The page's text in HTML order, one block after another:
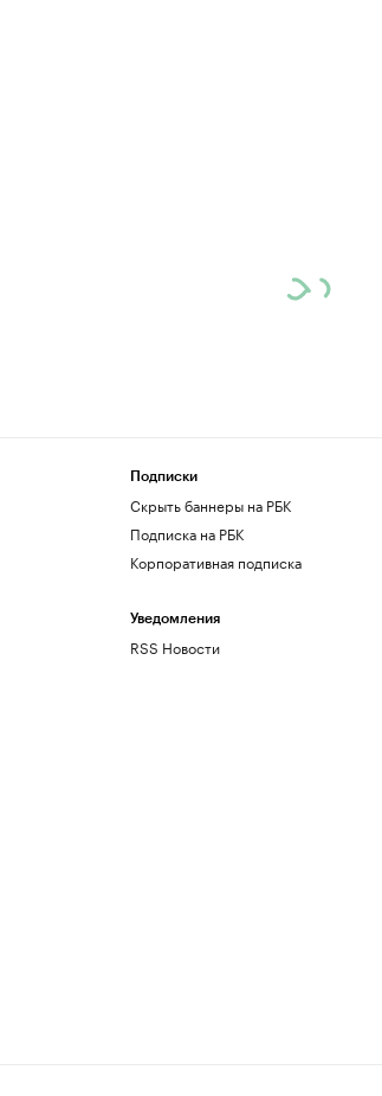
Подписки
Скрыть баннеры на РБК
Подписка на РБК
Корпоративная подписка
Уведомления
RSS Новости